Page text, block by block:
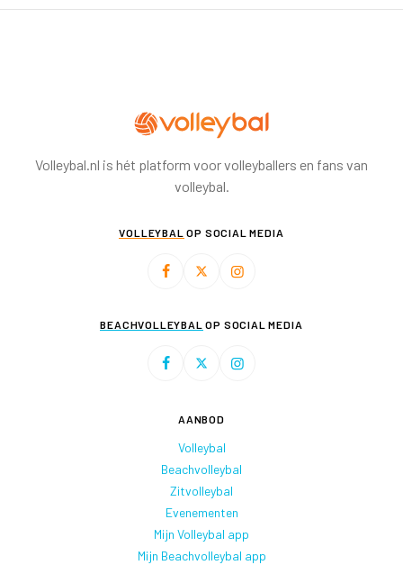
Volleybal.nl is hét platform voor volleyballers en fans van
volleybal.
VOLLEYBAL OP SOCIAL MEDIA
BEACHVOLLEYBAL OP SOCIAL MEDIA
AANBOD
Volleybal
Beachvolleybal
Zitvolleybal
Evenementen
Mijn Volleybal app
Mijn Beachvolleybal app